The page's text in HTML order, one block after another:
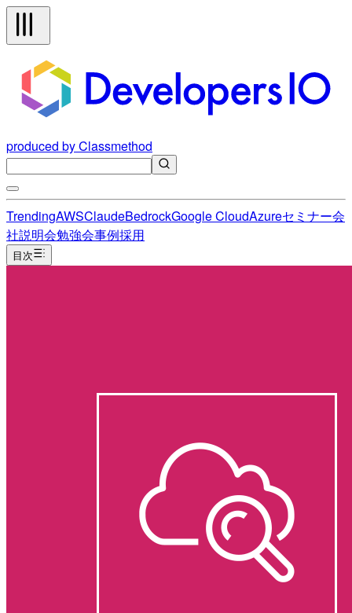
produced by Classmethod
TrendingAWSClaudeBedrockGoogle CloudAzureセミナー会
社説明会勉強会事例採用
目次